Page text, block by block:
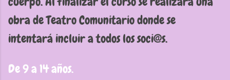
obra de Teatro Comunitario donde se
intentará incluir a todos los soci@s.
De 9 a 14 años.